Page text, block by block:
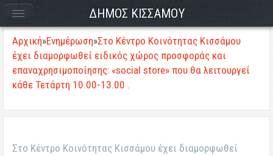
Αρχική»Ενημέρωση»Στο Κέντρο Κοινότητας Κισσάμου
έχει διαμορφωθεί ειδικός χώρος προσφοράς και
επαναχρησιμοποίησης: «social store» που θα λειτουργεί
κάθε Τετάρτη 10.00-13.00 .
Στο Κέντρο Κοινότητας Κισσάμου έχει διαμορφωθεί
ΔΗΜΟΣ ΚΙΣΣΑΜΟΥ